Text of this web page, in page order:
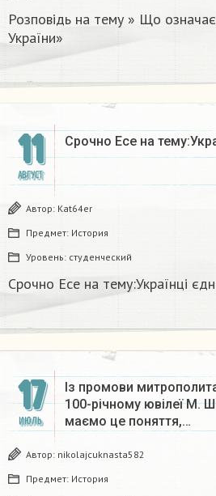
Розповідь на тему » Що
України» ​
11
АВГУСТ
Срочно Есе на
Автор: Kat64er
Предмет: История
Уровень: студенческий
Срочно Есе на тему:Українці
17
ИЮЛЬ
Із промови
100-річному ювілеї М.
маємо це поняття,…
Автор: nikolajcuknasta582
Предмет: История